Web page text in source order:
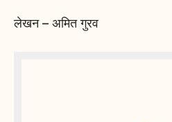
लेखन – अमित गुरव